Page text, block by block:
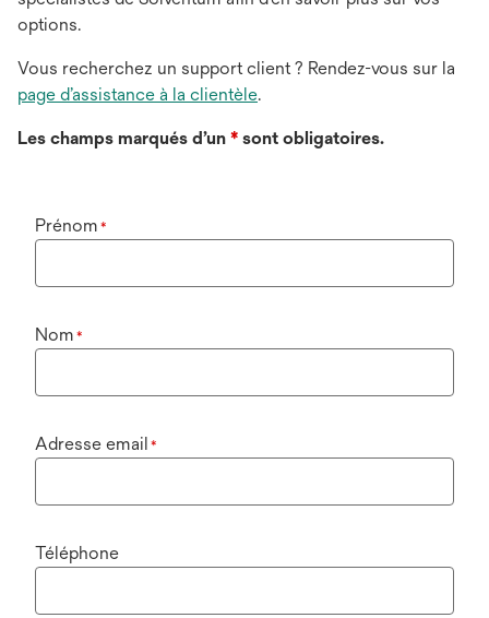
options.
Vous recherchez un support client ? Rendez-vous sur la
page d’assistance à la clientèle.
Les champs marqués d’un * sont obligatoires.
Prénom *
Nom *
Adresse email *
Téléphone